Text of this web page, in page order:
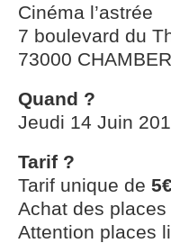
Cinéma l’astrée
7 boulevard du
73000
Quand ?
Jeudi 14 Juin
Tarif ?
Tarif unique de
Achat des
Attention places